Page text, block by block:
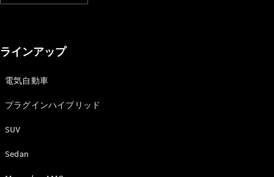
ラインアップ
電気自動車
プラグインハイブリッド
SUV
Sedan